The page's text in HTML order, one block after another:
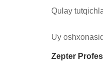
Qulay
Uy
Zepter